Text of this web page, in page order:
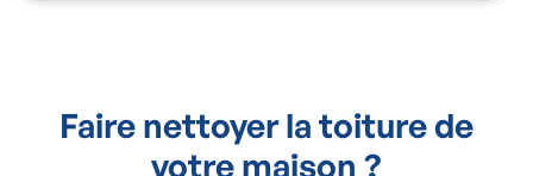
Faire nettoyer la toiture de
votre maison ?